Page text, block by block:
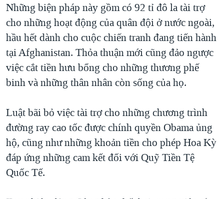
Những biện pháp này gồm có 92 tỉ đô la tài trợ
cho những hoạt động của quân đội ở nước ngoài,
hầu hết dành cho cuộc chiến tranh đang tiến hành
tại Afghanistan. Thỏa thuận mới cũng đảo ngược
việc cắt tiền hưu bổng cho những thương phế
binh và những thân nhân còn sống của họ.
Luật bãi bỏ việc tài trợ cho những chương trình
đường ray cao tốc được chính quyền Obama ủng
hộ, cũng như những khoản tiền cho phép Hoa Kỳ
đáp ứng những cam kết đối với Quỹ Tiền Tệ
Quốc Tế.